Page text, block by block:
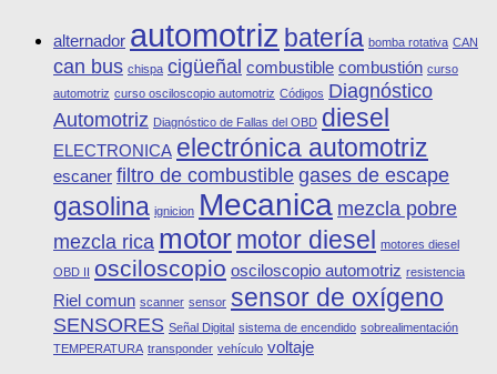
alternador automotriz batería bomba rotativa CAN
can bus chispa cigüeñal combustible combustión curso
automotriz curso osciloscopio automotriz Códigos Diagnóstico
Automotriz Diagnóstico de Fallas del OBD diesel
ELECTRONICA electrónica automotriz
escaner filtro de combustiblegases de escape
gasolina ignicion Mecanica mezcla pobre
mezcla rica motormotor diesel motores diesel
OBD II osciloscopio osciloscopio automotriz resistencia
Riel comun scanner sensor sensor de oxígeno
SENSORES Señal Digital sistema de encendido sobrealimentación
TEMPERATURA transponder vehículo voltaje